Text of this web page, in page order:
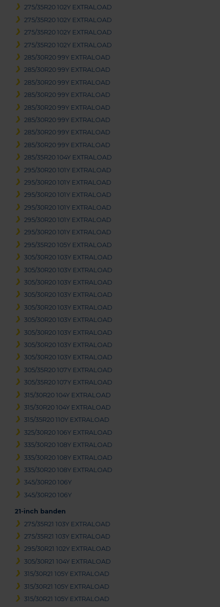
275/35R20 102Y EXTRALOAD
275/35R20 102Y EXTRALOAD
275/35R20 102Y EXTRALOAD
275/35R20 102Y EXTRALOAD
285/30R20 99Y EXTRALOAD
285/30R20 99Y EXTRALOAD
285/30R20 99Y EXTRALOAD
285/30R20 99Y EXTRALOAD
285/30R20 99Y EXTRALOAD
285/30R20 99Y EXTRALOAD
285/30R20 99Y EXTRALOAD
285/30R20 99Y EXTRALOAD
285/35R20 104Y EXTRALOAD
295/30R20 101Y EXTRALOAD
295/30R20 101Y EXTRALOAD
295/30R20 101Y EXTRALOAD
295/30R20 101Y EXTRALOAD
295/30R20 101Y EXTRALOAD
295/30R20 101Y EXTRALOAD
295/35R20 105Y EXTRALOAD
305/30R20 103Y EXTRALOAD
305/30R20 103Y EXTRALOAD
305/30R20 103Y EXTRALOAD
305/30R20 103Y EXTRALOAD
305/30R20 103Y EXTRALOAD
305/30R20 103Y EXTRALOAD
305/30R20 103Y EXTRALOAD
305/30R20 103Y EXTRALOAD
305/30R20 103Y EXTRALOAD
305/35R20 107Y EXTRALOAD
305/35R20 107Y EXTRALOAD
315/30R20 104Y EXTRALOAD
315/30R20 104Y EXTRALOAD
315/35R20 110Y EXTRALOAD
325/30R20 106Y EXTRALOAD
335/30R20 108Y EXTRALOAD
335/30R20 108Y EXTRALOAD
335/30R20 108Y EXTRALOAD
345/30R20 106Y
345/30R20 106Y
21-inch banden
275/35R21 103Y EXTRALOAD
275/35R21 103Y EXTRALOAD
295/30R21 102Y EXTRALOAD
305/30R21 104Y EXTRALOAD
315/30R21 105Y EXTRALOAD
315/30R21 105Y EXTRALOAD
315/30R21 105Y EXTRALOAD